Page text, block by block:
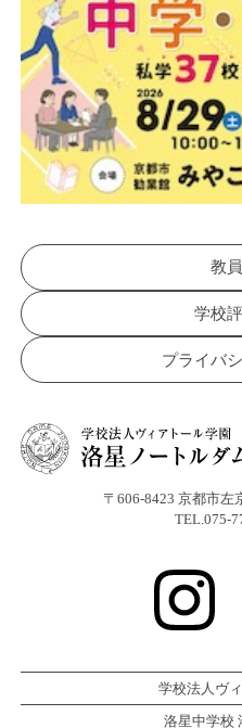
教
学校
プライバ
〒606-8423 京都市
TEL.075-
学校法人ヴ
洛星中学校